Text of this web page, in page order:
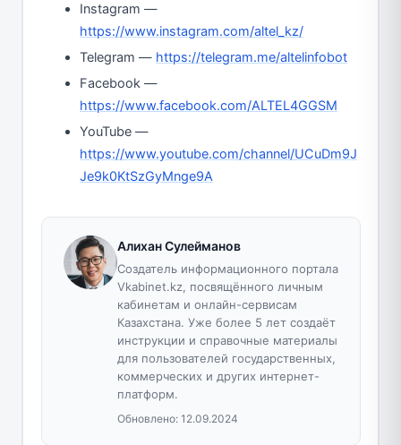
Instagram —
https://www.instagram.com/altel_kz/
Telegram — https://telegram.me/altelinfobot
Facebook —
https://www.facebook.com/ALTEL4GGSM
YouTube —
https://www.youtube.com/channel/UCuDm9J
Je9k0KtSzGyMnge9A
Алихан Сулейманов
Создатель информационного портала
Vkabinet.kz, посвящённого личным
кабинетам и онлайн-сервисам
Казахстана. Уже более 5 лет создаёт
инструкции и справочные материалы
для пользователей государственных,
коммерческих и других интернет-
платформ.
Обновлено: 12.09.2024